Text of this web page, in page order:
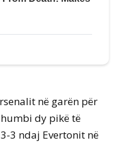
në garën për
dy pikë të
3 ndaj Evertonit në